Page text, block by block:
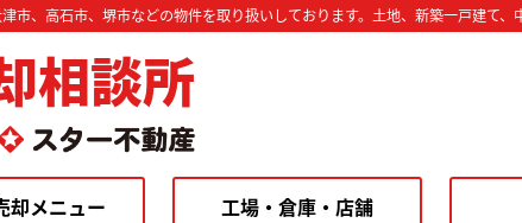
市、高石市、堺市などの物件を取り扱いしております。土地、新築一戸建て、
相談所
却メニュー 工場・倉庫・店舗